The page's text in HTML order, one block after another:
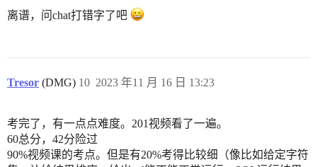
离谱，问chat打错字了吧
Tresor (DMG) 2023 年11 月 16 日 13:23
10
考完了，有一点点难度。201视频看了一遍。
60总分，42分险过
90%视频课的考点。但是有20%考得比较细（像比如给定字符